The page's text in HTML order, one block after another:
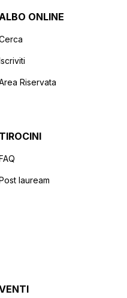
ONLINE
Riservata
TIROCINI
lauream